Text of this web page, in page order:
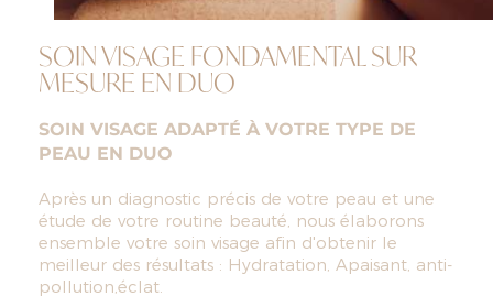
SOIN VISAGE FONDAMENTAL SUR
MESURE EN DUO
SOIN VISAGE ADAPTÉ À VOTRE TYPE DE
PEAU EN DUO
Après un diagnostic précis de votre peau et une
étude de votre routine beauté, nous élaborons
ensemble votre soin visage afin d'obtenir le
meilleur des résultats : Hydratation, Apaisant, anti-
pollution,éclat.